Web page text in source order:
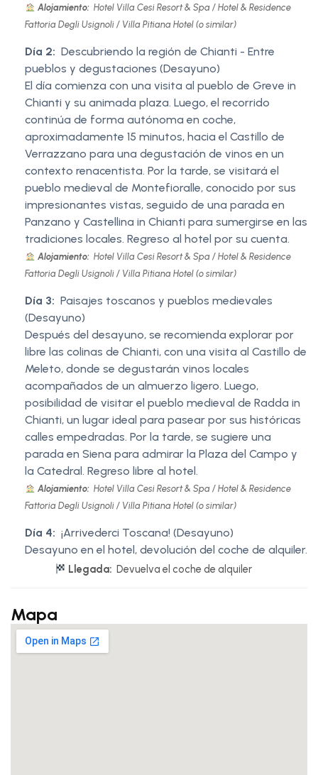
Alojamiento: Hotel Villa Cesi Resort & Spa / Hotel & Residence
Fattoria Degli Usignoli / Villa Pitiana Hotel (o similar)
Día 2: Descubriendo la región de Chianti - Entre
pueblos y degustaciones (Desayuno)
El día comienza con una visita al pueblo de Greve in
Chianti y su animada plaza. Luego, el recorrido
continúa de forma autónoma en coche,
aproximadamente 15 minutos, hacia el Castillo de
Verrazzano para una degustación de vinos en un
contexto renacentista. Por la tarde, se visitará el
pueblo medieval de Montefioralle, conocido por sus
impresionantes vistas, seguido de una parada en
Panzano y Castellina in Chianti para sumergirse en las
tradiciones locales. Regreso al hotel por su cuenta.
Alojamiento: Hotel Villa Cesi Resort & Spa / Hotel & Residence
Fattoria Degli Usignoli / Villa Pitiana Hotel (o similar)
Día 3: Paisajes toscanos y pueblos medievales
(Desayuno)
Después del desayuno, se recomienda explorar por
libre las colinas de Chianti, con una visita al Castillo de
Meleto, donde se degustarán vinos locales
acompañados de un almuerzo ligero. Luego,
posibilidad de visitar el pueblo medieval de Radda in
Chianti, un lugar ideal para pasear por sus históricas
calles empedradas. Por la tarde, se sugiere una
parada en Siena para admirar la Plaza del Campo y
la Catedral. Regreso libre al hotel.
Alojamiento: Hotel Villa Cesi Resort & Spa / Hotel & Residence
Fattoria Degli Usignoli / Villa Pitiana Hotel (o similar)
Día 4: ¡Arrivederci Toscana! (Desayuno)
Desayuno en el hotel, devolución del coche de alquiler.
Llegada: Devuelva el coche de alquiler
Mapa